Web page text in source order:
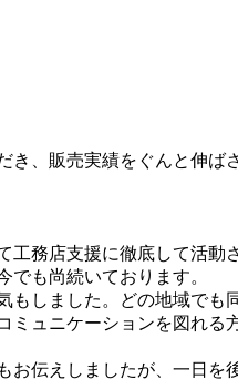
、販売実績をぐんと伸ば
務店支援に徹底して活
も尚続いております。
しました。どの地域でも
ュニケーションを図れる
伝えしましたが、一日を